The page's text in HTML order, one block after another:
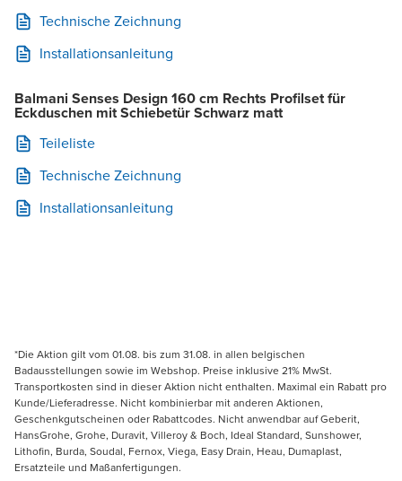
Technische Zeichnung
Installationsanleitung
Balmani Senses Design 160 cm Rechts Profilset für
Eckduschen mit Schiebetür Schwarz matt
Teileliste
Technische Zeichnung
Installationsanleitung
*Die Aktion gilt vom 01.08. bis zum 31.08. in allen belgischen
Badausstellungen sowie im Webshop. Preise inklusive 21% MwSt.
Transportkosten sind in dieser Aktion nicht enthalten. Maximal ein Rabatt pro
Kunde/Lieferadresse. Nicht kombinierbar mit anderen Aktionen,
Geschenkgutscheinen oder Rabattcodes. Nicht anwendbar auf Geberit,
HansGrohe, Grohe, Duravit, Villeroy & Boch, Ideal Standard, Sunshower,
Lithofin, Burda, Soudal, Fernox, Viega, Easy Drain, Heau, Dumaplast,
Ersatzteile und Maßanfertigungen.